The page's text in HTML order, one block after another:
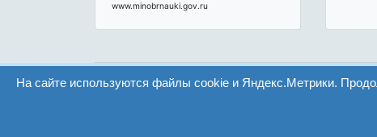
www.minobrnauki.gov.ru
ООО "Центр образования и консалтинга"
На сайте используются файлы cookie и Яндекс.Метрики.